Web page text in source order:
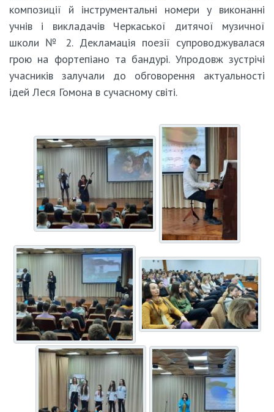
композиції й інструментальні номери у виконанні
учнів і викладачів Черкаської дитячої музичної
школи № 2. Декламація поезії супроводжувалася
грою на фортепіано та бандурі. Упродовж зустрічі
учасників залучали до обговорення актуальності
ідей Леся Гомона в сучасному світі.